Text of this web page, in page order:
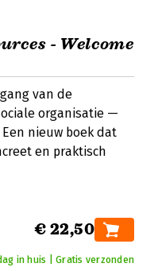
- Welcome
van de
organisatie —
nieuw boek dat
en praktisch
€ 22,50
in huis | Gratis verzonden